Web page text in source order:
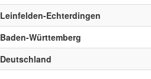
Leinfelden-Echterdingen
Baden-Württemberg
Deutschland